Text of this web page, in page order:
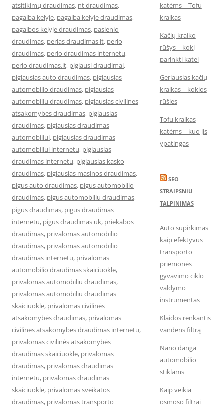
atsitikimų draudimas, nt draudimas,
pagalba kelyje, pagalba kelyje draudimas,
pagalbos kelyje draudimas, pasienio
draudimas, perlas draudimas lt, perlo
draudimas, perlo draudimas internetu,
perlo draudimas.lt, pigiausi draudimai,
pigiausias auto draudimas, pigiausias
automobilio draudimas, pigiausias
automobiliu draudimas, pigiausias civilines
atsakomybes draudimas, pigiausias
draudimas, pigiausias draudimas
automobiliui, pigiausias draudimas
automobiliui internetu, pigiausias
draudimas internetu, pigiausias kasko
draudimas, pigiausias masinos draudimas,
pigus auto draudimas, pigus automobilio
draudimas, pigus automobiliu draudimas,
pigus draudimas, pigus draudimas
internetu, pigus draudimas uk, priekabos
draudimas, privalomas automobilio
draudimas, privalomas automobilio
draudimas internetu, privalomas
automobilio draudimas skaiciuokle,
privalomas automobiliu draudimas,
privalomas automobiliu draudimas
skaiciuokle, privalomas civilinės
atsakomybės draudimas, privalomas
civilines atsakomybes draudimas internetu,
privalomas civilinės atsakomybės
draudimas skaiciuokle, privalomas
draudimas, privalomas draudimas
internetu, privalomas draudimas
skaiciuokle, privalomas sveikatos
draudimas, privalomas transporto
katėms – Tofu
kraikas
Kačių kraiko
rūšys – kokį
parinkti katei
Geriausias kačių
kraikas – kokios
rūšies
Tofu kraikas
katėms – kuo jis
ypatingas
SEO
STRAIPSNIU
TALPINIMAS
Auto supirkimas
kaip efektyvus
transporto
priemonės
gyvavimo ciklo
valdymo
instrumentas
Klaidos renkantis
vandens filtrą
Nano danga
automobilio
stiklams
Kaip veikia
osmoso filtrai